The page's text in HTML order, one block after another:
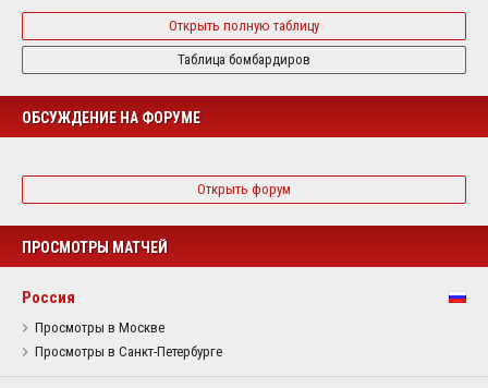
Открыть полную таблицу
Таблица бомбардиров
ОБСУЖДЕНИЕ НА ФОРУМЕ
Открыть форум
ПРОСМОТРЫ МАТЧЕЙ
Россия
Просмотры в Москве
Просмотры в Санкт-Петербурге